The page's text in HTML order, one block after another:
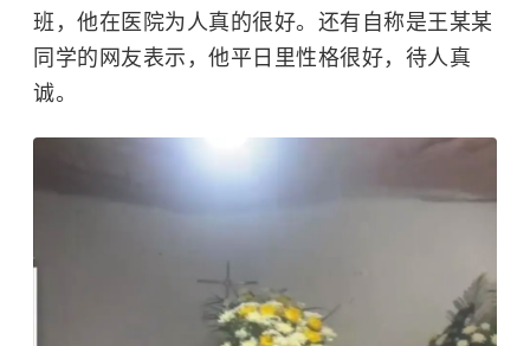
班，他在医院为人真的很好。还有自称是王某某
同学的网友表示，他平日里性格很好，待人真
诚。